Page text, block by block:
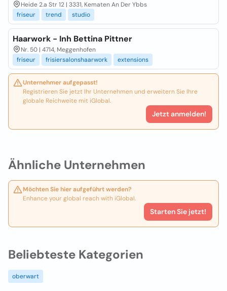
Ähnliche Unternehmen
Möchten Sie hier aufgeführt werden?
Enhance your global reach with iGlobal.
Starten Sie jetzt!
Heide 2.a Str 12 | 3331, Kematen An Der Ybbs
friseur
trend studio
Haarwork - Inh Bettina Pittner
Nr. 50 | 4714, Meggenhofen
friseur
frisiersalonshaarwork extensions
Unternehmer aufgepasst!
Registrieren Sie jetzt Ihr Unternehmen und erweitern Sie Ihre
globale Reichweite mit iGlobal.
Jetzt anmelden!
Beliebteste Kategorien
oberwart